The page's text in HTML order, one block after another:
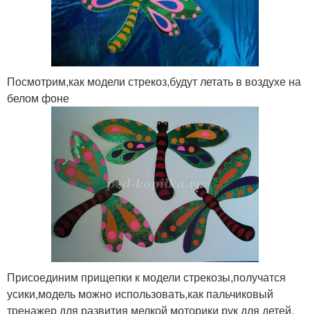
Посмотрим,как модели стрекоз,будут летать в воздухе на
белом фоне
Присоединим прищепки к модели стрекозы,получатся
усики,модель можно использовать,как пальчиковый
тренажер для развития мелкой моторики рук для детей.